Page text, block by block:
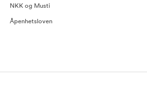
NKK og Musti
Åpenhetsloven